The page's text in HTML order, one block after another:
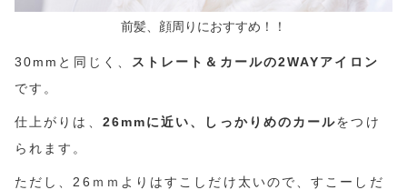
前髪、顔周りにおすすめ！！
30mmと同じく、
ストレート＆カールの2WAYアイロン
です。
仕上がりは、 26mmに近い、しっかりめのカールをつけ
られます。
ただし、26ｍｍよりはすこしだけ太いので、すこーしだ